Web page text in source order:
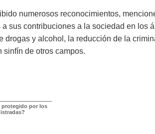
numerosos reconocimientos,
sus contribuciones a la sociedad en los
drogas y alcohol, la reducción de la
sinfín de otros campos.
protegido por los